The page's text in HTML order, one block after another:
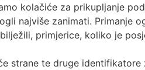
kolačiće za prikupljanje
najviše zanimati. Primanje
primjerice, koliko je
strane te druge